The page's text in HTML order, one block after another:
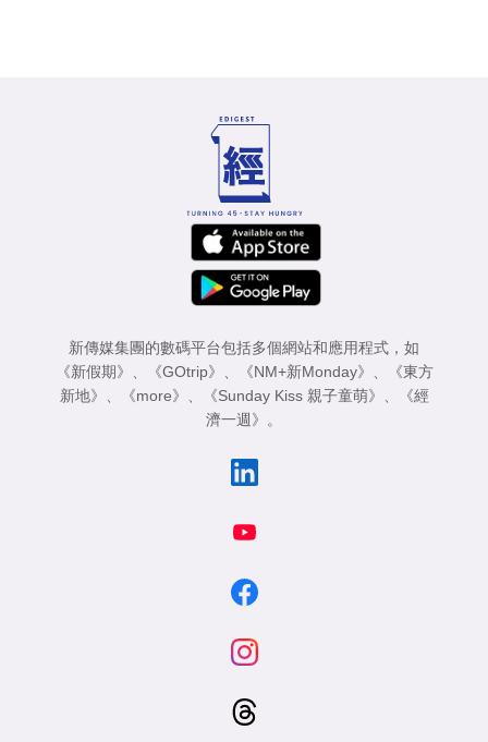
新傳媒集團的數碼平台包括多個網站和應用程式，如
《新假期》
《GOtrip》 《NM+新Monday》
《東方
新地》
《more》 《Sunday Kiss 親子童萌》
《經
濟一週》
。